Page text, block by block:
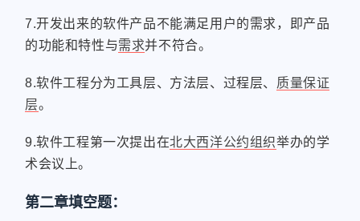
7.开发出来的软件产品不能满足用户的需求，即产品
的功能和特性与需求并不符合。
8.软件工程分为工具层、方法层、过程层、 质量保证
层。
9.软件工程第一次提出在北大西洋公约组织举办的学
术会议上。
第二章填空题：